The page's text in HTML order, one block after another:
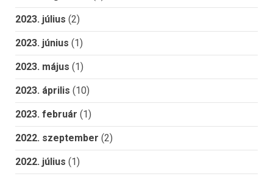
2023. július (2)
2023. június (1)
2023. május (1)
2023. április (10)
2023. február (1)
2022. szeptember (2)
2022. július (1)